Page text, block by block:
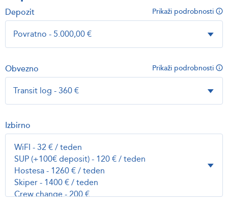
Prikaži podrobnosti
Depozit
Prikaži podrobnosti
Obvezno
Izbirno